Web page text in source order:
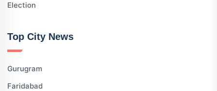
Election
Top City News
Gurugram
Faridabad